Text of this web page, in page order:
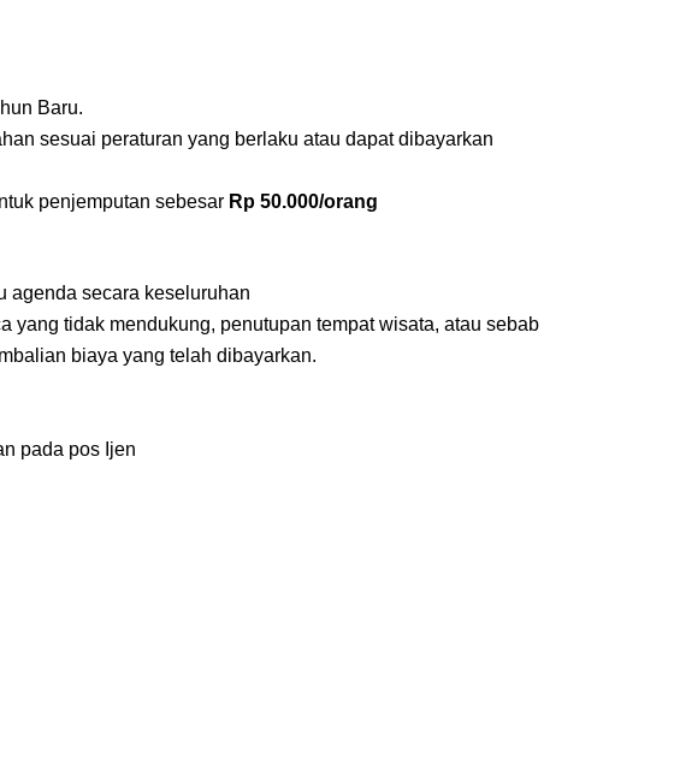
Baru.
sesuai peraturan yang berlaku atau dapat dibayarkan
penjemputan sebesar Rp 50.000/orang
agenda secara keseluruhan
tidak mendukung, penutupan tempat wisata, atau sebab
biaya yang telah dibayarkan.
pada pos Ijen